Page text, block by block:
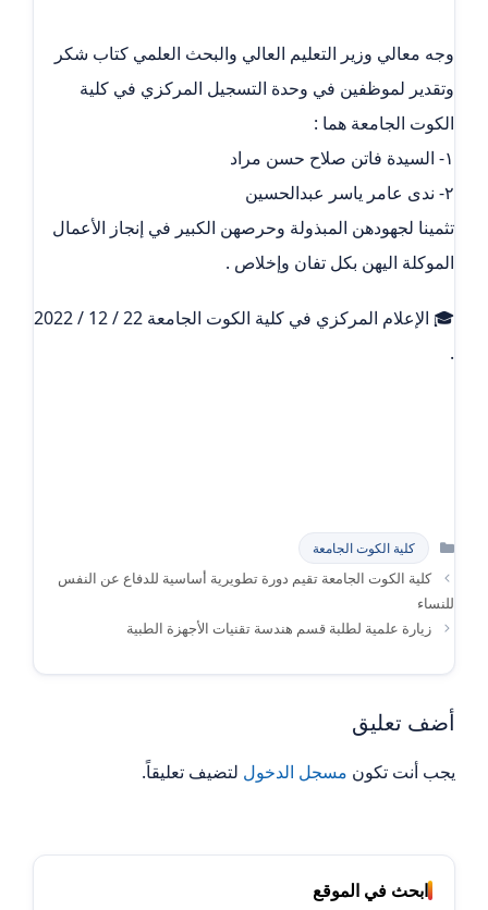
وجه معالي وزير التعليم العالي والبحث العلمي كتاب شكر
وتقدير لموظفين في وحدة التسجيل المركزي في كلية
الكوت الجامعة هما :
١- السيدة فاتن صلاح حسن مراد
٢- ندى عامر ياسر عبدالحسين
تثمينا لجهودهن المبذولة وحرصهن الكبير في إنجاز الأعمال
الموكلة اليهن بكل تفان وإخلاص .
🎓 الإعلام المركزي في كلية الكوت الجامعة 22 / 12 / 2022
.
التصنيفات
كلية الكوت الجامعة
كلية الكوت الجامعة تقيم دورة تطويرية أساسية للدفاع عن النفس
للنساء
زيارة علمية لطلبة قسم هندسة تقنيات الأجهزة الطبية
أضف تعليق
يجب أنت تكون مسجل الدخول لتضيف تعليقاً.
ابحث في الموقع